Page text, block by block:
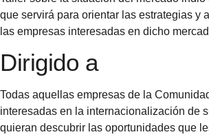
que servirá para orientar las estrategias y
las empresas interesadas en dicho
Dirigido a
Todas aquellas empresas de la
interesadas en la internacionalización de
quieran descubrir las oportunidades que